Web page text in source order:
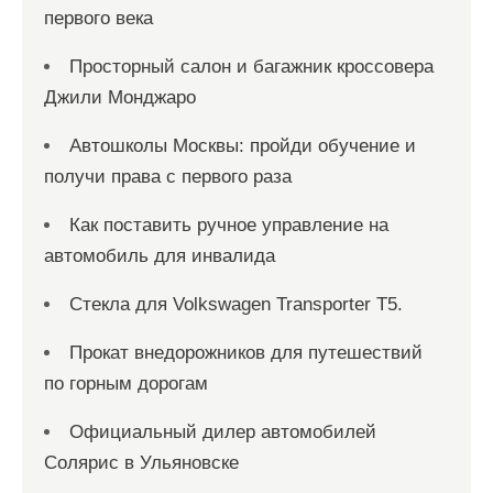
первого века
Просторный салон и багажник кроссовера
Джили Монджаро
Автошколы Москвы: пройди обучение и
получи права с первого раза
Как поставить ручное управление на
автомобиль для инвалида
Стекла для Volkswagen Transporter T5.
Прокат внедорожников для путешествий
по горным дорогам
Официальный дилер автомобилей
Солярис в Ульяновске